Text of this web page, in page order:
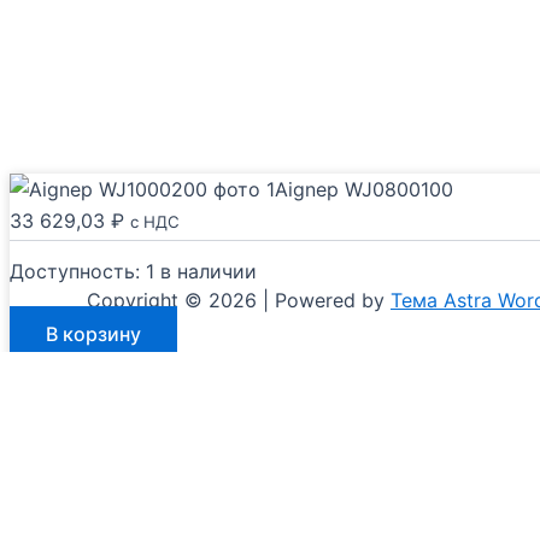
Copyright © 2026 | Powered by Тема Astra
Aignep WJ0800100
33 629,03 ₽ с НДС
Доступность: 1 в наличии
товараВ корзину